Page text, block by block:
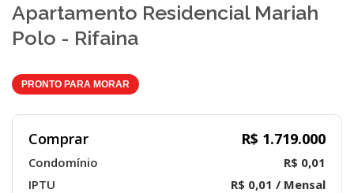
Apartamento Residencial Mariah
Polo - Rifaina
PRONTO PARA MORAR
Comprar R$ 1.719.000
Condomínio
R$ 0,01
IPTU
R$ 0,01 / Mensal